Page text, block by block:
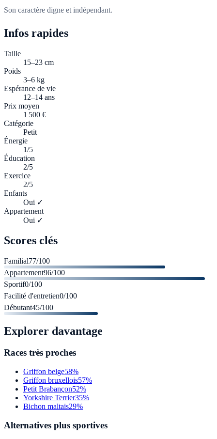
Son caractère digne et indépendant.
Infos rapides
Taille
15–23 cm
Poids
3–6 kg
Espérance de vie
12–14 ans
Prix moyen
1 500 €
Catégorie
Petit
Énergie
1/5
Éducation
2/5
Exercice
2/5
Enfants
Oui ✓
Appartement
Oui ✓
Scores clés
Familial77/100
Appartement96/100
Sportif0/100
Facilité d'entretien0/100
Débutant45/100
Explorer davantage
Races très proches
Griffon belge58%
Griffon bruxellois57%
Petit Brabançon52%
Yorkshire Terrier35%
Bichon maltais29%
Alternatives plus sportives